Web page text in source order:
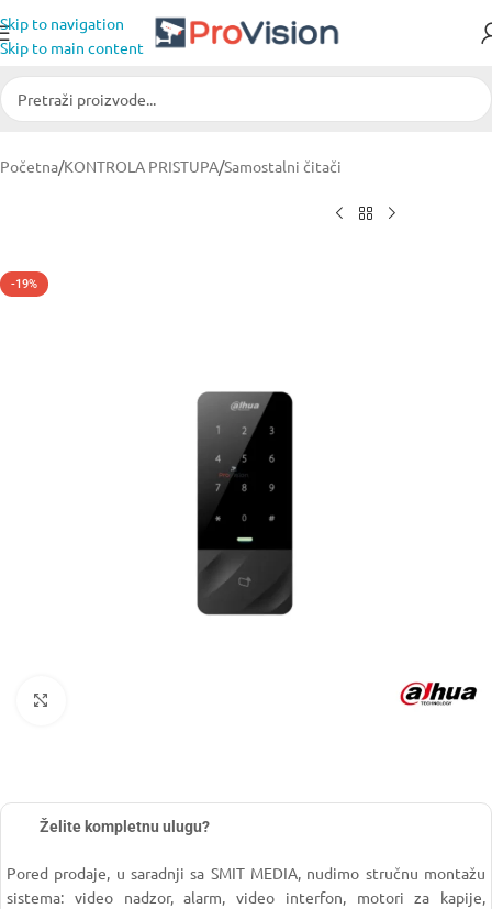
Skip to navigation
Skip to main content
Početna/KONTROLA PRISTUPA/Samostalni čitači
-19%
Želite kompletnu ulugu?
Pored prodaje, u saradnji sa SMIT MEDIA, nudimo stručnu montažu
sistema: video nadzor, alarm, video interfon, motori za kapije,